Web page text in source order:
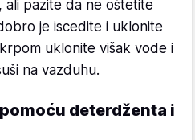
ali pazite da ne oštetite
je iscedite i uklonite
uklonite višak vode i
na vazduhu.
deterdženta i